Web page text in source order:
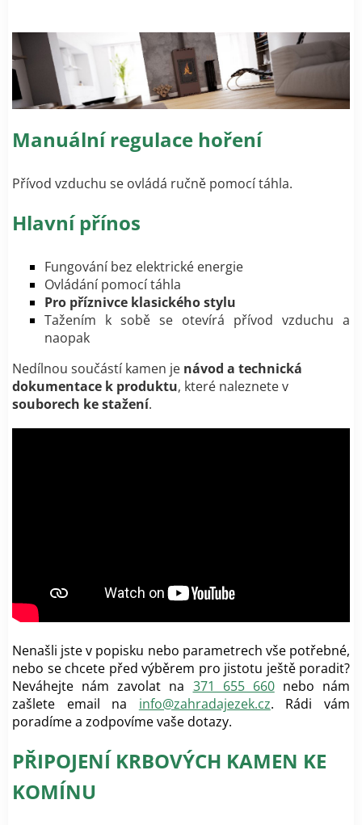
Manuální regulace hoření
Přívod vzduchu se ovládá ručně pomocí táhla.
Hlavní přínos
Fungování bez elektrické energie
Ovládání pomocí táhla
Pro příznivce klasického stylu
Tažením k sobě se otevírá přívod vzduchu a
naopak
Nedílnou součástí kamen je návod a technická
dokumentace k produktu, které naleznete v
souborech ke stažení.
Nenašli jste v popisku nebo parametrech vše potřebné,
nebo se chcete před výběrem pro jistotu ještě poradit?
Neváhejte nám zavolat na 371 655 660 nebo nám
zašlete email na
info@zahradajezek.cz. Rádi vám
poradíme a zodpovíme vaše dotazy.
PŘIPOJENÍ KRBOVÝCH KAMEN KE
KOMÍNU